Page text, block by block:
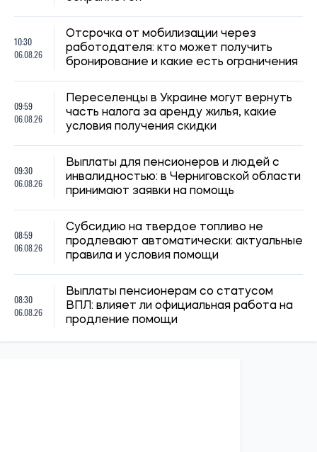
правила и условия помощи
08:30
Выплаты пенсионерам со статусом
ВПЛ: влияет ли официальная работа на
продление помощи